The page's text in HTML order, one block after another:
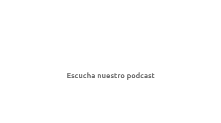
Escucha nuestro podcast